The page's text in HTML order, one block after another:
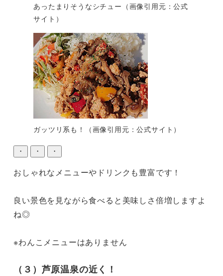
あったまりそうなシチュー（画像引用元：公式
サイト）
ガッツリ系も！（画像引用元：公式サイト）
・ ・ ・
おしゃれなメニューやドリンクも豊富です！
良い景色を見ながら食べると美味しさ倍増しますよ
ね◎
※わんこメニューはありません
（３）芦原温泉の近く！